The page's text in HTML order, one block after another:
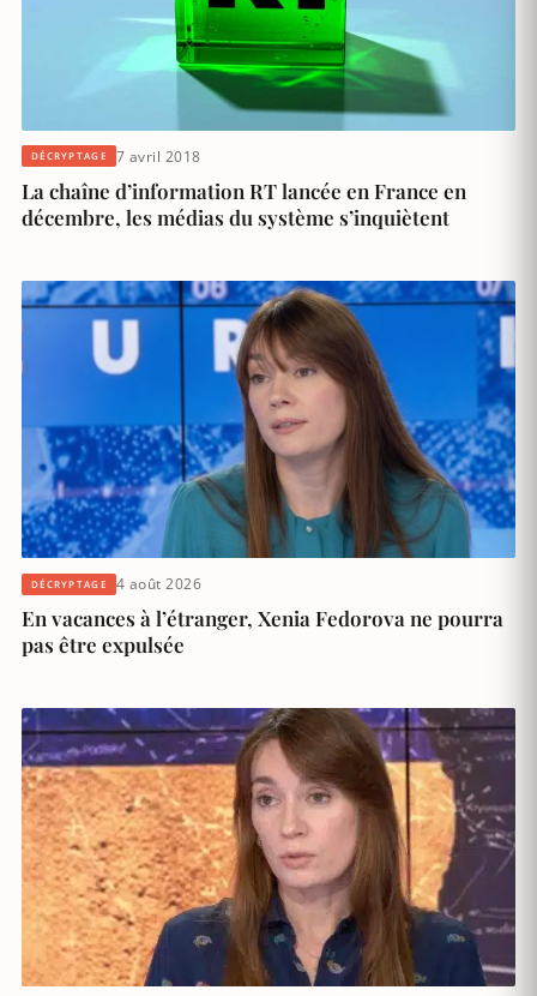
DÉCRYPTAGE 7 avril 2018
La chaîne d’information RT lancée en France en
décembre, les médias du système s’inquiètent
DÉCRYPTAGE 4 août 2026
En vacances à l’étranger, Xenia Fedorova ne pourra
pas être expulsée